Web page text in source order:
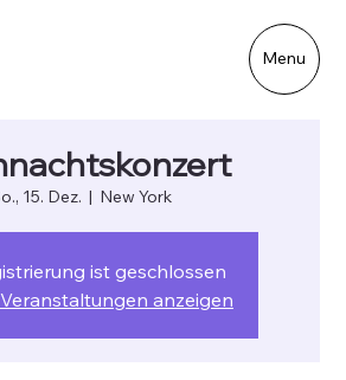
Menu
15. Dez.
  |
New York
ist geschlossen
anzeigen